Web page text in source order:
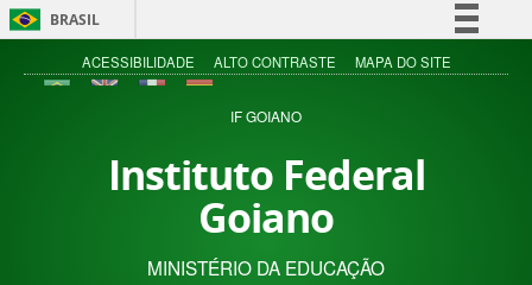
BRASIL
Simplifique!
Acesso à informação
ACESSIBILIDADE ALTO CONTRASTE MAPA DO SITE
IF GOIANO
Instituto Federal
Goiano
MINISTÉRIO DA EDUCAÇÃO